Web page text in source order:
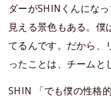
ダーがSHINくんにな
見える景色もある。僕
てるんです。だから、
ったことは、チームと
SHIN 「でも僕の性格